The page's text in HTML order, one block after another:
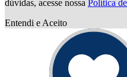
dúvidas, acesse nossa Política
Entendi e Aceito